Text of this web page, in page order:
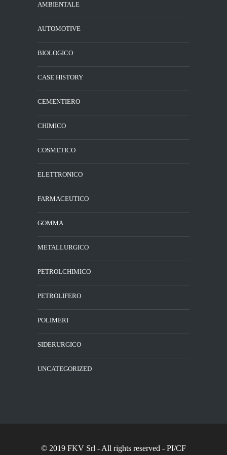
AMBIENTALE
AUTOMOTIVE
BIOLOGICO
CASE HISTORY
CEMENTIERO
CHIMICO
COSMETICO
ELETTRONICO
FARMACEUTICO
GOMMA
METALLURGICO
PETROLCHIMICO
PETROLIFERO
POLIMERI
SIDERURGICO
UNCATEGORIZED
© 2019 FKV Srl - All rights reserved - PI/CF